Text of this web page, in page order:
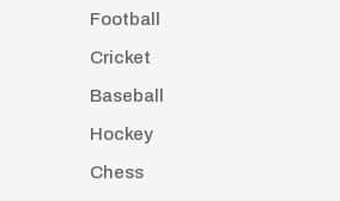
Football
Cricket
Baseball
Hockey
Chess